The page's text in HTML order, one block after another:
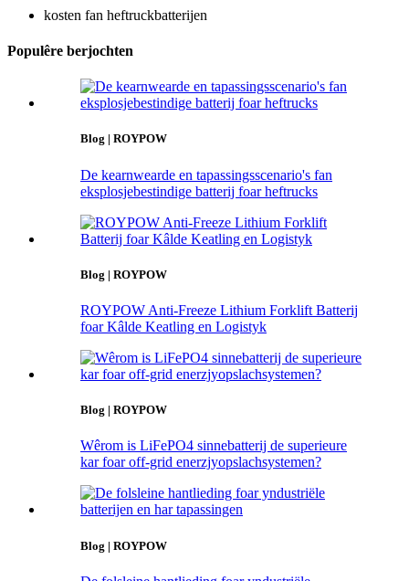
kosten fan heftruckbatterijen
Populêre berjochten
Blog | ROYPOW
De kearnwearde en tapassingsscenario's fan
eksplosjebestindige batterij foar heftrucks
Blog | ROYPOW
ROYPOW Anti-Freeze Lithium Forklift Batterij
foar Kâlde Keatling en Logistyk
Blog | ROYPOW
Wêrom is LiFePO4 sinnebatterij de superieure
kar foar off-grid enerzjyopslachsystemen?
Blog | ROYPOW